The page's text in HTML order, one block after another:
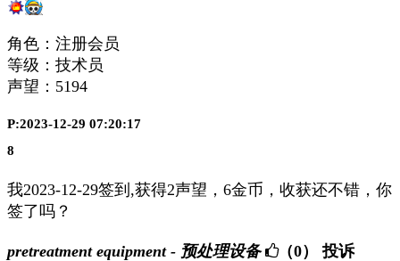
角色：注册会员
等级：技术员
声望： 5194
P:2023-12-29 07:20:17
8
我2023-12-29签到,获得2声望，6金币，收获还不错，你
签了吗？
pretreatment equipment - 预处理设备 （0） 投诉